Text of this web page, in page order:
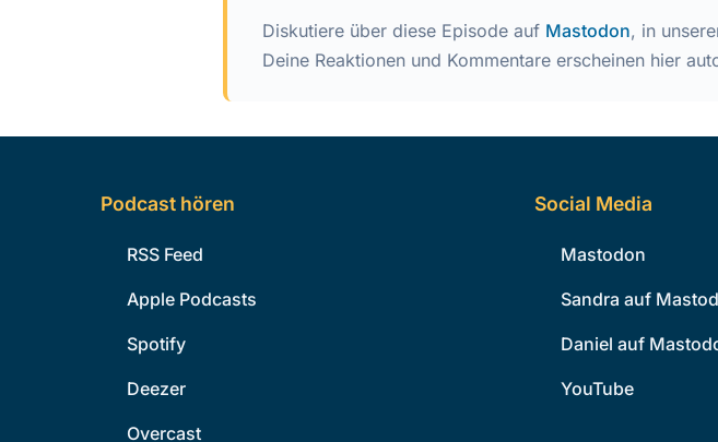
Diskutiere über diese Episode auf Mastodon, in
Deine Reaktionen und Kommentare erscheinen hier
Podcast hören
RSS Feed
Apple Podcasts
Spotify
Deezer
Overcast
Social Media
Mastodon
Sandra auf
Daniel auf
YouTube